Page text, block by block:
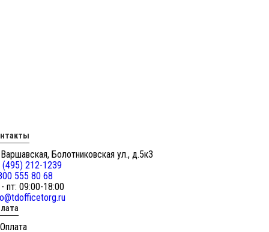
Болотниковская ул., д.5к3
(495) 212-1239
555 80 68
пт: 09:00-18:00